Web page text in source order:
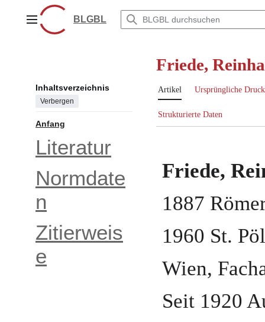
springenHauptmenüBLGBL
Inhaltsverzeichnis
Verbergen
Anfang
Literatur
Normdate
n
Zitierweis
e
Friede,
Artikel Ursprüngliche
Strukturierte Daten
Friede,
1887
1960 St.
Wien,
Seit 1920